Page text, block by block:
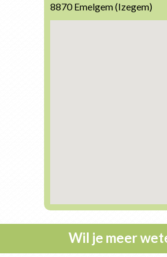
8870 Emelgem (Izegem)
Wil je meer